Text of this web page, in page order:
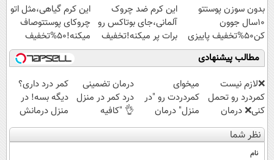
بدون سوزن پوستتو
10سال جوون
کن50%تخفیف پاییزی
این کرم ضد چروک
آلمانی،جای بوتاکس رو
برات پر میکنه!تخفیف
تا امشب
این کرم گیاهی،مثل اتو
چروکای پوستتوصاف
میکنه!50%تخفیف
مطالب پیشنهادی
❌لازم نیست
کمردرد رو تحمل
کنی❌ درمان
بدون جراحی و
قرص
(پرسشنامه)
میخوای
کمردردت رو "در
منزل" درمان
کنی؟ (◂فیلم +
◂پرسش‌نامه)
درمان تضمینی
درد کمر در منزل
👌 "کافیه
پرسش‌نامه رو پر
کنی"
کمر درد داری؟
دیگه بسه! در
منزل درمانش
کن
(◀پرسش‌نامه)
نظر شما
نام